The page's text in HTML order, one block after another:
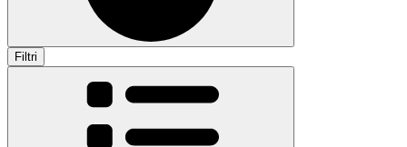
Filtri